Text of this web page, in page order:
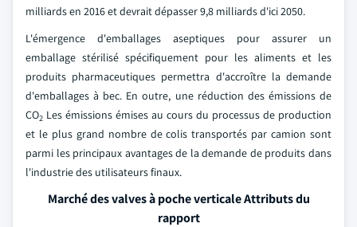
milliards en 2016 et devrait dépasser 9,8 milliards d'ici 2050.
L'émergence d'emballages aseptiques pour assurer un
emballage stérilisé spécifiquement pour les aliments et les
produits pharmaceutiques permettra d'accroître la demande
d'emballages à bec. En outre, une réduction des émissions de
CO2 Les émissions émises au cours du processus de production
et le plus grand nombre de colis transportés par camion sont
parmi les principaux avantages de la demande de produits dans
l'industrie des utilisateurs finaux.
Marché des valves à poche verticale Attributs du
rapport